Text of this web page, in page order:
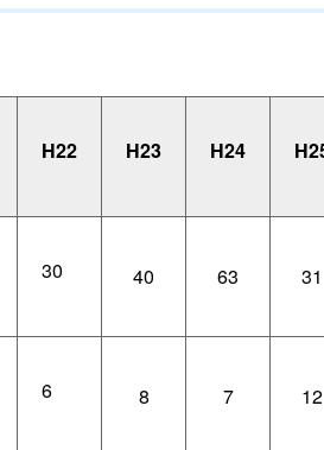
H22 H23 H24
30 40 63 31
6 8 7 12